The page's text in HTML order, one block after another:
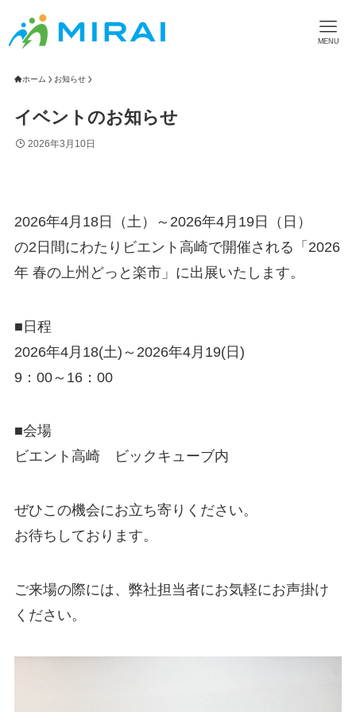
MENU
ホーム お知らせ
イベントのお知らせ
2026年3月10日
2026年4月18日（土）～2026年4月19日（日）
の2日間にわたりビエント高崎で開催される「2026
年 春の上州どっと楽市」に出展いたします。
■日程
2026年4月18(土)～2026年4月19(日)
9：00～16：00
■会場
ビエント高崎 ビックキューブ内
ぜひこの機会にお立ち寄りください。
お待ちしております。
ご来場の際には、弊社担当者にお気軽にお声掛け
ください。